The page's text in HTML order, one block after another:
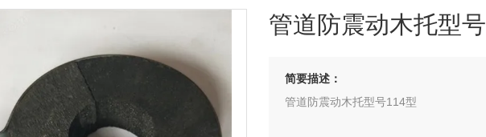
管道防震动木托型号
简要描述：
管道防震动木托型号114型